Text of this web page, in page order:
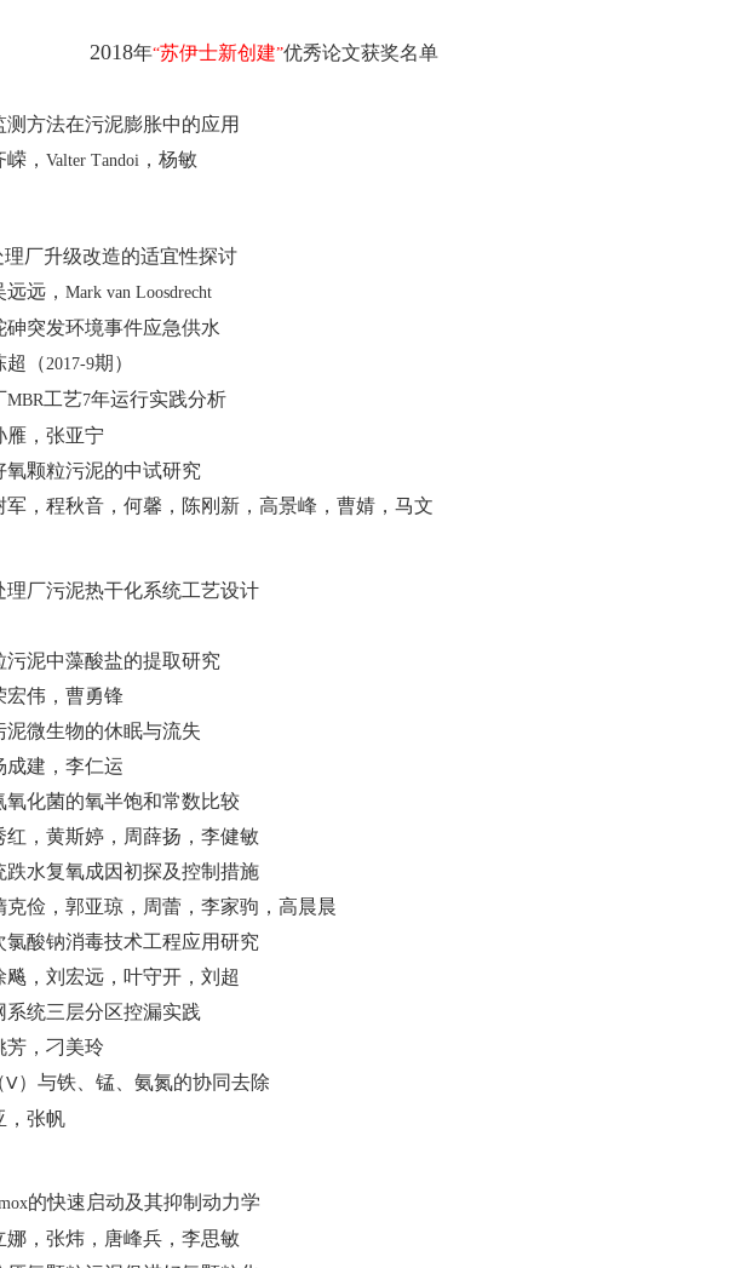
2018年“苏伊士新创建”优秀论文获奖名单
方法在污泥膨胀中的应用
， Valter Tandoi ，杨敏
厂升级改造的适宜性探讨
远， Mark van Loosdrecht
突发环境事件应急供水
超（2017-9期）
MBR工艺7年运行实践分析
雁，张亚宁
颗粒污泥的中试研究
，程秋音，何馨，陈刚新，高景峰，曹婧，马文
厂污泥热干化系统工艺设计
泥中藻酸盐的提取研究
宏伟，曹勇锋
微生物的休眠与流失
成建，李仁运
化菌的氧半饱和常数比较
，黄斯婷，周薛扬，李健敏
水复氧成因初探及控制措施
俭，郭亚琼，周蕾，李家驹，高晨晨
酸钠消毒技术工程应用研究
，刘宏远，叶守开，刘超
统三层分区控漏实践
芳，刁美玲
Ⅴ）与铁、锰、氨氮的协同去除
，张帆
的快速启动及其抑制动力学
，张炜，唐峰兵，李思敏